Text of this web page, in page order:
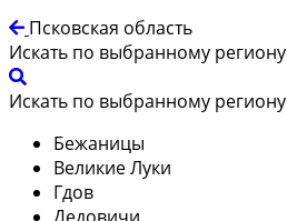
Псковская область
Искать по выбранному региону
Искать по выбранному региону
Бежаницы
Великие Луки
Гдов